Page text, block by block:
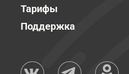
Тарифы
Поддержка